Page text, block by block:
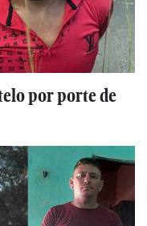
por porte de